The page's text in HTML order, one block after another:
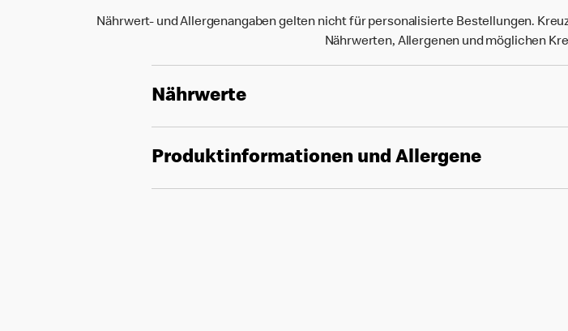
Nährwert- und Allergenangaben gelten nicht für personalisierte Bestellungen.
Nährwerten, Allergenen und möglichen
Nährwerte
Produktinformationen und Allergene